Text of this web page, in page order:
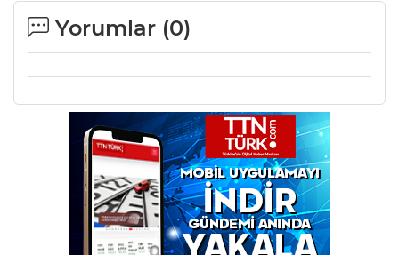
Yorumlar (0)